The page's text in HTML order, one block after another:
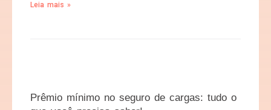
Leia mais »
Prêmio mínimo no seguro de cargas: tudo o